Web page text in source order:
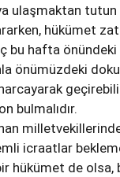
ulaşmaktan
hükümet
bu hafta
önümüzdeki
bulmalıdır.
icraatlar
hükümet de